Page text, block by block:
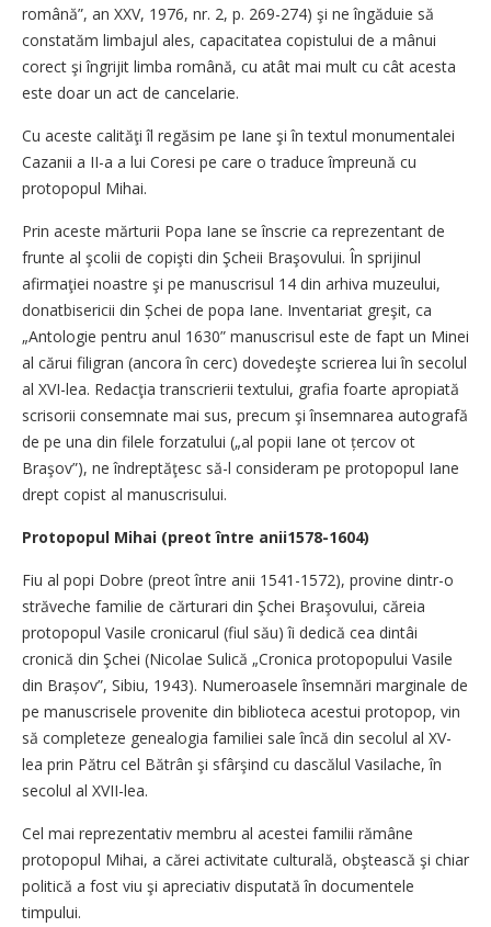
română”, an XXV, 1976, nr. 2, p. 269-274) şi ne îngăduie să
constatăm limbajul ales, capacitatea copistului de a mânui
corect şi îngrijit limba română, cu atât mai mult cu cât acesta
este doar un act de cancelarie.
Cu aceste calităţi îl regăsim pe Iane şi în textul monumentalei
Cazanii a II-a a lui Coresi pe care o traduce împreună cu
protopopul Mihai.
Prin aceste mărturii Popa Iane se înscrie ca reprezentant de
frunte al şcolii de copişti din Şcheii Braşovului. În sprijinul
afirmaţiei noastre şi pe manuscrisul 14 din arhiva muzeului,
donatbisericii din Șchei de popa Iane. Inventariat greşit, ca
„Antologie pentru anul 1630” manuscrisul este de fapt un Minei
al cărui filigran (ancora în cerc) dovedeşte scrierea lui în secolul
al XVI-lea. Redacţia transcrierii textului, grafia foarte apropiată
scrisorii consemnate mai sus, precum şi însemnarea autografă
de pe una din filele forzatului („al popii Iane ot țercov ot
Braşov”), ne îndreptăţesc să-l consideram pe protopopul Iane
drept copist al manuscrisului.
Protopopul Mihai (preot între anii1578-1604)
Fiu al popi Dobre (preot între anii 1541-1572), provine dintr-o
străveche familie de cărturari din Şchei Braşovului, căreia
protopopul Vasile cronicarul (fiul său) îi dedică cea dintâi
cronică din Şchei (Nicolae Sulică „Cronica protopopului Vasile
din Brașov”, Sibiu, 1943). Numeroasele însemnări marginale de
pe manuscrisele provenite din biblioteca acestui protopop, vin
să completeze genealogia familiei sale încă din secolul al XV-
lea prin Pătru cel Bătrân şi sfârşind cu dascălul Vasilache, în
secolul al XVII-lea.
Cel mai reprezentativ membru al acestei familii rămâne
protopopul Mihai, a cărei activitate culturală, obştească şi chiar
politică a fost viu şi apreciativ disputată în documentele
timpului.